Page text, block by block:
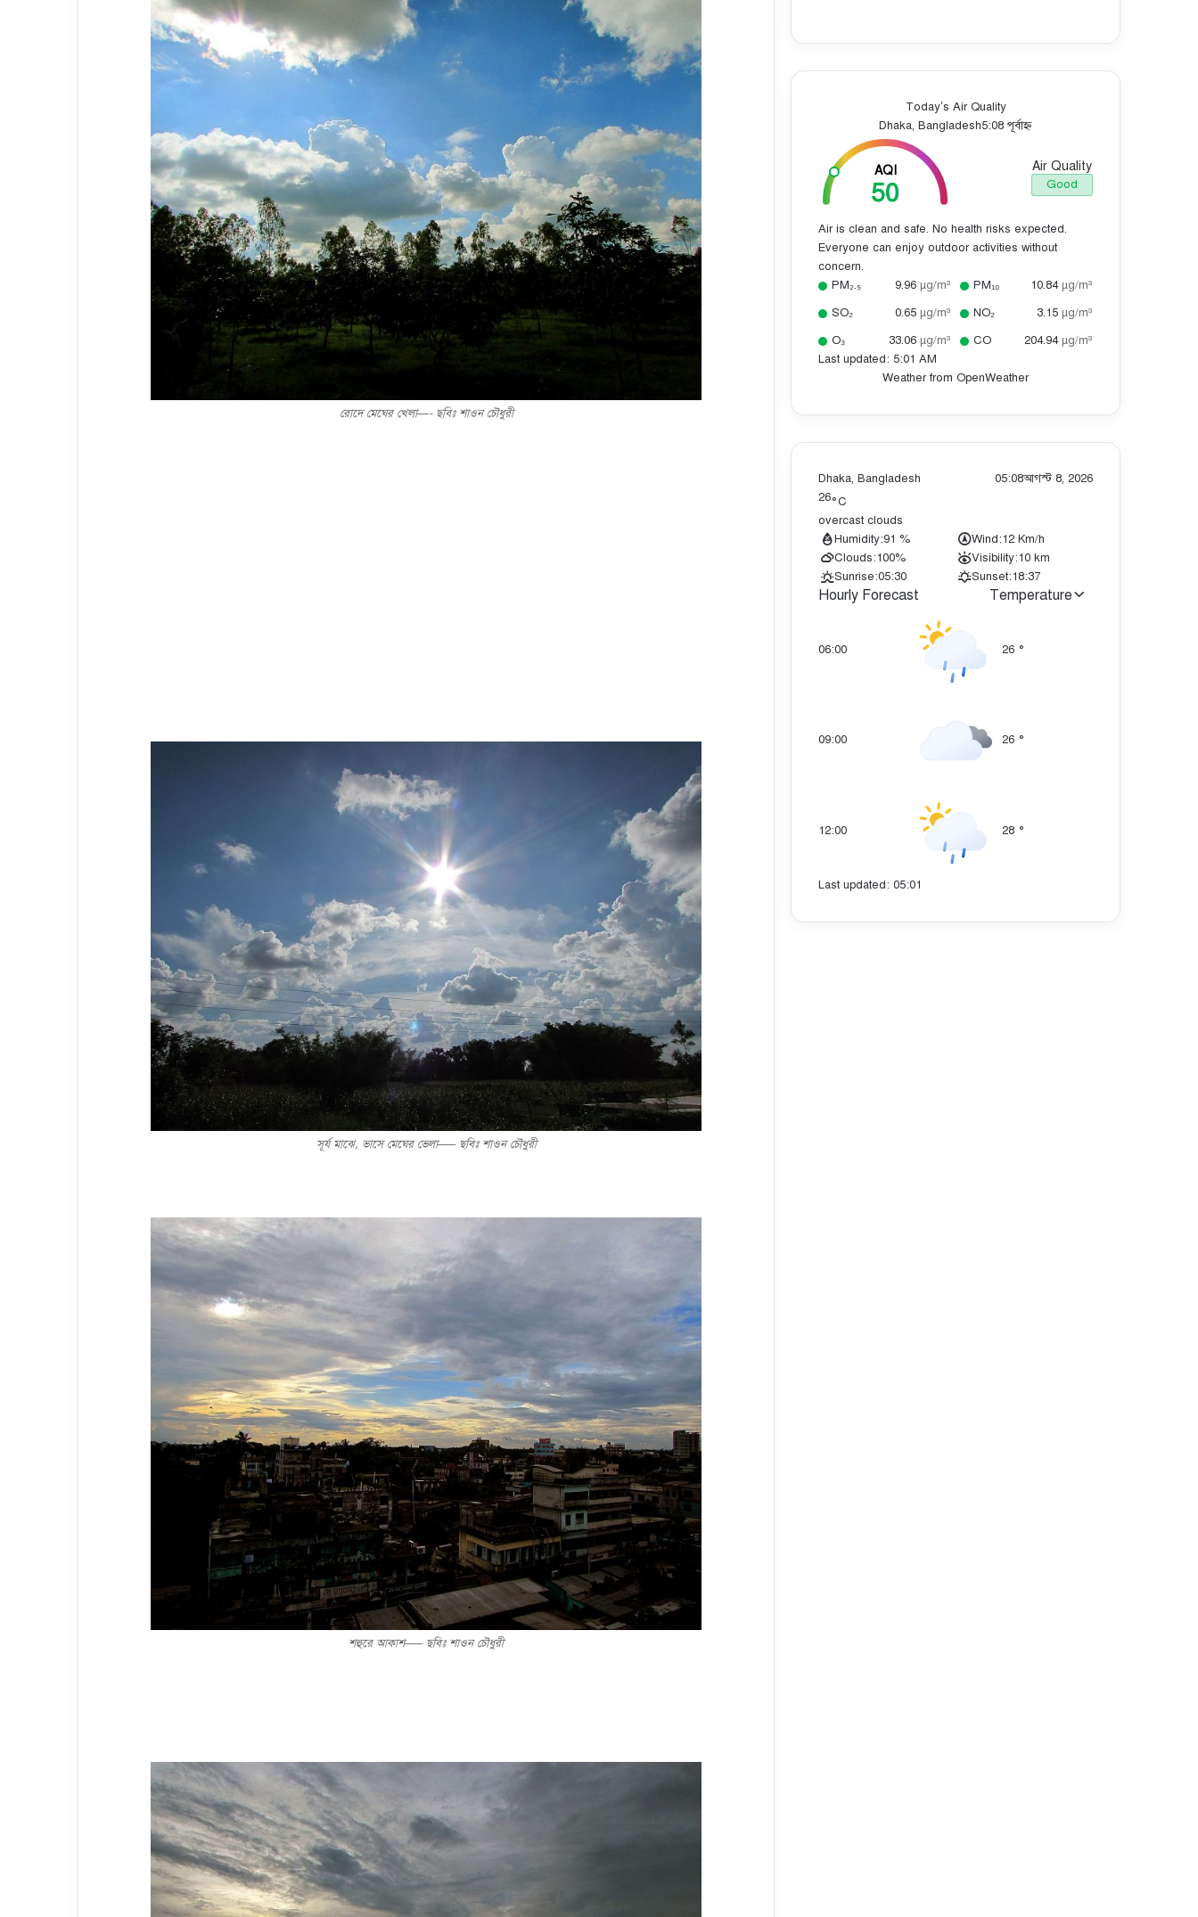
রোদে মেঘের খেলা—- ছবিঃ শাওন চৌধুরী
সূর্য মাঝে, ভাসে মেঘের ভেলা—– ছবিঃ শাওন চৌধুরী
শহুরে আকাশ—– ছবিঃ শাওন চৌধুরী
Today’s Air Quality
Dhaka, Bangladesh5:08 পূর্বাহ্ন
AQI
50
Air Quality
Good
Air is clean and safe. No health risks expected.
Everyone can enjoy outdoor activities without
concern.
PM₂.₅
9.96 µg/m³ PM₁₀ 10.84 µg/m³
SO₂
0.65 µg/m³ NO₂ 3.15 µg/m³
O₃
33.06 µg/m³ CO 204.94 µg/m³
Last updated: 5:01 AM
Weather from OpenWeather
Dhaka, Bangladesh 05:08আগস্ট 8, 2026
26°C
overcast clouds
Humidity:91 % Wind:12 Km/h
Clouds:100% Visibility:10 km
Sunrise:05:30 Sunset:18:37
Hourly Forecast Temperature
06:00 26 °
09:00 26 °
12:00 28 °
Last updated: 05:01